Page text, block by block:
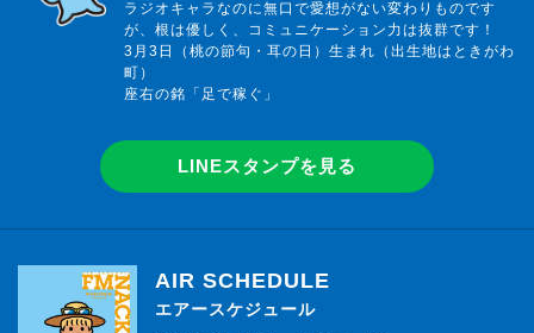
ラジオキャラなのに無口で愛想がない変わりものです
が、根は優しく、コミュニケーション力は抜群です！
3月3日（桃の節句・耳の日）生まれ（出生地はときがわ
町）
座右の銘「足で稼ぐ」
LINEスタンプを見る
AIR SCHEDULE
エアースケジュール